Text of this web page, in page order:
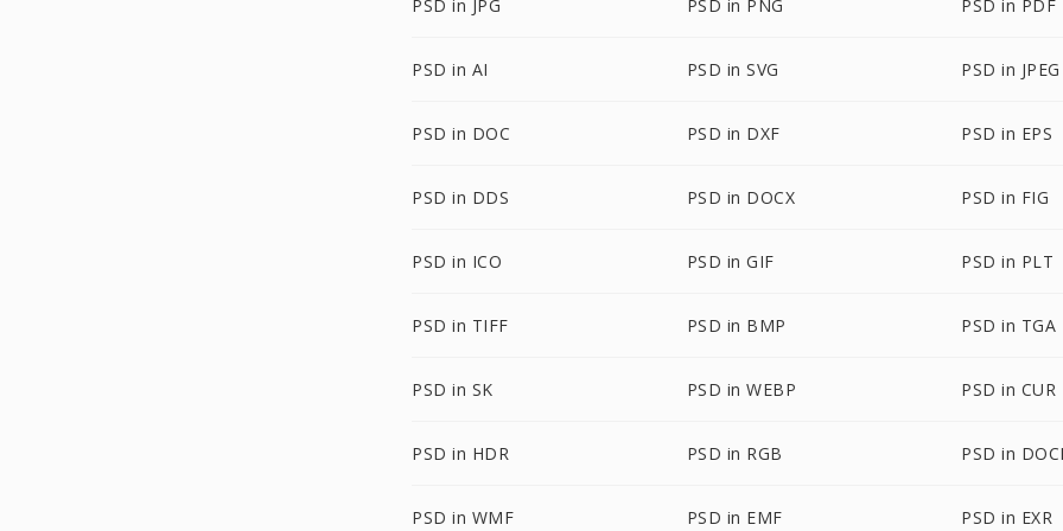
PSD in JPG PSD in PNG PSD in PDF
PSD in AI PSD in SVG PSD in JPEG
PSD in DOC PSD in DXF PSD in EPS
PSD in DDS PSD in DOCX PSD in FIG
PSD in ICO PSD in GIF PSD in PLT
PSD in TIFF PSD in BMP PSD in TGA
PSD in SK PSD in WEBP PSD in CUR
PSD in HDR PSD in RGB PSD in
PSD in WMF PSD in EMF PSD in EXR